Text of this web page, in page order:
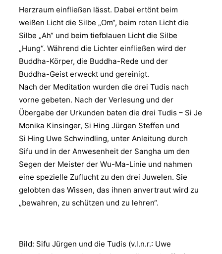
Herzraum einfließen lässt. Dabei ertönt beim
weißen Licht die Silbe „Om“, beim roten Licht die
Silbe „Ah“ und beim tiefblauen Licht die Silbe
„Hung“. Während die Lichter einfließen wird der
Buddha-Körper, die Buddha-Rede und der
Buddha-Geist erweckt und gereinigt.
Nach der Meditation wurden die drei Tudis nach
vorne gebeten. Nach der Verlesung und der
Übergabe der Urkunden baten die drei Tudis – Si Je
Monika Kinsinger, Si Hing Jürgen Steffen und
Si Hing Uwe Schwindling, unter Anleitung durch
Sifu und in der Anwesenheit der Sangha um den
Segen der Meister der Wu-Ma-Linie und nahmen
eine spezielle Zuflucht zu den drei Juwelen. Sie
gelobten das Wissen, das ihnen anvertraut wird zu
„bewahren, zu schützen und zu lehren“.
Bild: Sifu Jürgen und die Tudis (v.l.n.r.: Uwe